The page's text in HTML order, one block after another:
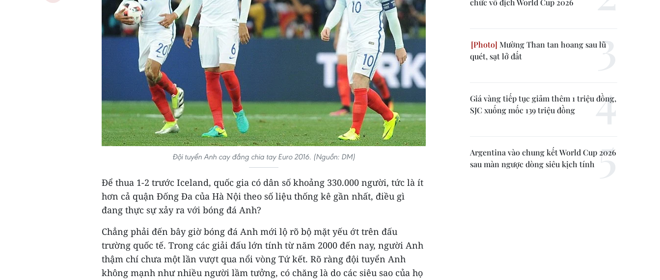
Đội tuyển Anh cay đắng chia tay Euro 2016. (Nguồn: DM)
Để thua 1-2 trước Iceland, quốc gia có dân số khoảng 330.000 người, tức là ít
hơn cả quận Đống Đa của Hà Nội theo số liệu thống kê gần nhất, điều gì
đang thực sự xảy ra với bóng đá Anh?
Chẳng phải đến bây giờ bóng đá Anh mới lộ rõ bộ mặt yếu ớt trên đấu
trường quốc tế. Trong các giải đấu lớn tính từ năm 2000 đến nay, người Anh
thậm chí chưa một lần vượt qua nổi vòng Tứ kết. Rõ ràng đội tuyển Anh
không mạnh như nhiều người lầm tưởng, có chăng là do các siêu sao của họ
chức vô địch World Cup 2026
Mường Than tan hoang sau lũ
quét, sạt lở đất
Giá vàng tiếp tục giảm thêm 1 triệu đồng,
SJC xuống mốc 139 triệu đồng
Argentina vào chung kết World Cup 2026
sau màn ngược dòng siêu kịch tính